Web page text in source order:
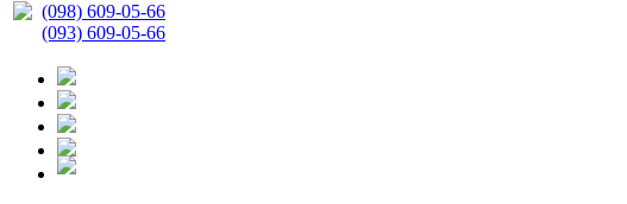
(098) 609-05-66
(093) 609-05-66